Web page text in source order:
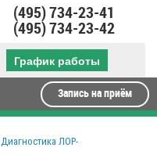
(495)734-23-41
(495)734-23-42
График работы
Запись на приём
Диагностика ЛОР-